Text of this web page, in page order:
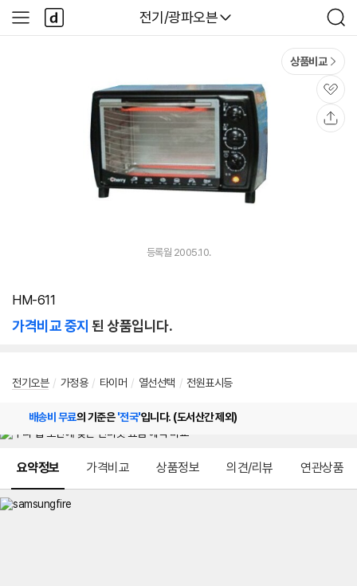
다나와
전기/광파오븐
검
색
사
이
다
나
와
상품비교
관
심
등록월 2005.10.
HM-611
가격비교 중지 된 상품입니다.
전기오븐 / 가정용 / 타이머 / 열선선택 / 전원표시등
배송비 무료의 기준은'전국'입니다. (도서산간 제외)
요약정보 가격비교 상품정보 의견/리뷰 연관상품